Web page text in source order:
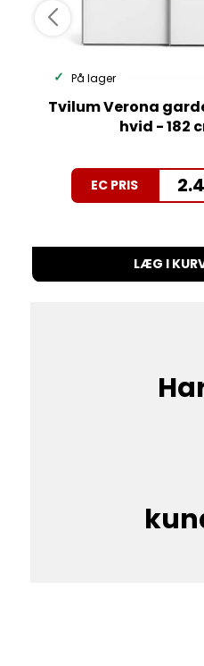
På lager
Tvilum Verona
hvid - 182
EC PRIS
LÆG I